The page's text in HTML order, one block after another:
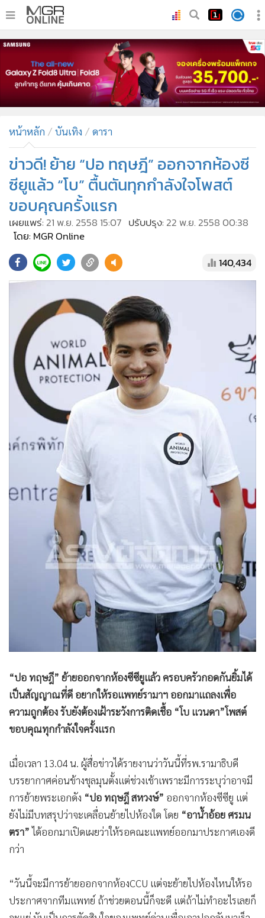
• หน้าหลัก
ทันเหตุการณ์
ภาคใต้
• ภูมิภาค
• บันเทิง
ผู้จัดการรายวัน
• คอลัมนิสต์
• ละคร
• CbizReview
• Cyber BIZ
• Good health & Well-being
• Green Innovation & SD
Management & HR
MGR Live
Infographic
การเมือง
ท่องเที่ยว
กีฬา
ต่างประเทศ
Special Scoop
• เศรษฐกิจ-ธุรกิจ
• ชุมชน-คุณภาพชีวิต
• อาชญากรรม
Motoring
วิทยาศาสตร์
• Celeb Online
Factcheck
• ญี่ปุ่น
News1
• Gotomanager
หน้าหลัก บันเทิง ดารา
ข่าวดี! ย้าย “ปอ ทฤษฎี” ออกจากห้องซี
ซียูแล้ว “โบ” ตื้นตันทุกกำลังใจโพสต์
ขอบคุณครั้งแรก
เผยแพร่: 21 พ.ย. 2558 15:07 ปรับปรุง: 22 พ.ย. 2558 00:38
โดย: MGR Online
140,434
“ปอ ทฤษฎี” ย้ายออกจากห้องซีซียูแล้ว ครอบครัวกอดกันยิ้มได้
เป็นสัญญาณที่ดี อยากให้รอแพทย์รามาฯ ออกมาแถลงเพื่อ
ความถูกต้อง รับยังต้องเฝ้าระวังการติดเชื้อ “โบ แวนดา”โพสต์
ขอบคุณทุกกำลังใจครั้งแรก
เมื่อเวลา 13.04 น. ผู้สื่อข่าวได้รายงานว่าวันนี้ที่รพ.รามาธิบดี
บรรยากาศค่อนข้างชุลมุนตั้งแต่ช่วงเช้าเพราะมีการระบุว่าอาจมี
การย้ายพระเอกดัง “ปอ ทฤษฎี สหวงษ์” ออกจากห้องซีซียู แต่
ยังไม่มีบทสรุปว่าจะเคลื่อนย้ายไปห้องใด โดย “อาน้ำอ้อย ศรมน
ตรา”ได้ออกมาเปิดเผยว่าให้รอคณะแพทย์ออกมาประกาศเองดี
กว่า
“วันนี้จะมีการย้ายออกจากห้องCCU แต่จะย้ายไปห้องไหนให้รอ
ประกาศจากทีมแพทย์ ถ้าช่วยตอนนี้ก็จะดี แต่ถ้าไม่ทำอะไรเลยก็